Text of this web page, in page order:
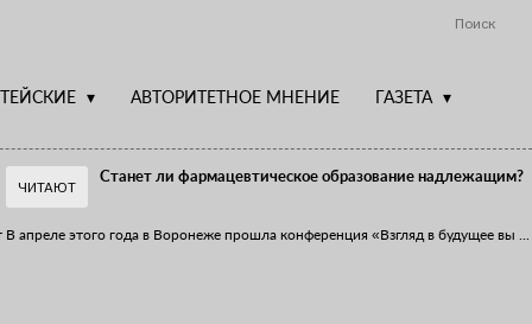
Поиск
АВТОРИТЕТНОЕ МНЕНИЕ ГАЗЕТА
ЧИТАЮТ
Станет ли фармацевтическое образование надлежащим?
В апреле этого года в Воронеже прошла конференция «Взгляд в будущее вы